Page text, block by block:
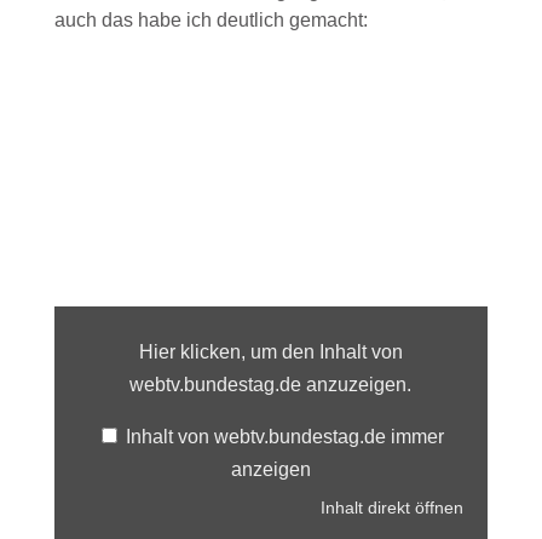
auch das habe ich deutlich gemacht:
webtv.bundestag.deHier klicken, um den Inhalt von
webtv.bundestag.de anzuzeigen.
Inhalt von webtv.bundestag.de immer
anzeigen
Inhalt direkt öffnen